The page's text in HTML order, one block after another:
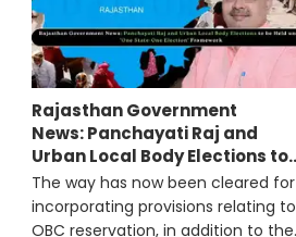
Rajasthan Government
News: Panchayati Raj and
Urban Local Body Elections to
be Held under 'One State-One
Election' Framework
The way has now been cleared for
incorporating provisions relating to
OBC reservation, in addition to the